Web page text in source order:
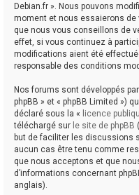
Debian.fr ». Nous pouvons
moment et nous essaierons
que nous vous conseillons de
effet, si vous continuez à
modifications aient été
responsable des conditions
Nos forums sont développés
phpBB » et « phpBB Limited »)
déclaré sous la « licence
téléchargé sur le site de phpBB
but de faciliter les discussions
aucun cas être tenu comme
que nous acceptons et que
d’informations concernant
anglais).